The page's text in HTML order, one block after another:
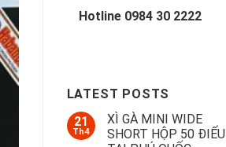
Hotline 0984 30 2222
LATEST POSTS
21
Th4
XÌ GÀ MINI WIDE
SHORT HỘP 50 ĐIẾU